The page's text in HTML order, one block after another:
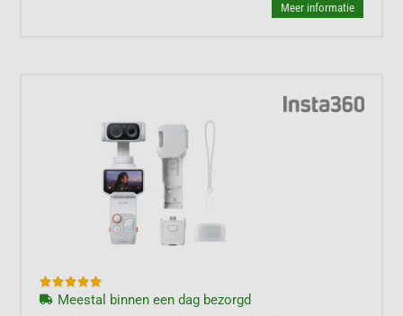
Meer informatie

Meestal binnen een dag bezorgd